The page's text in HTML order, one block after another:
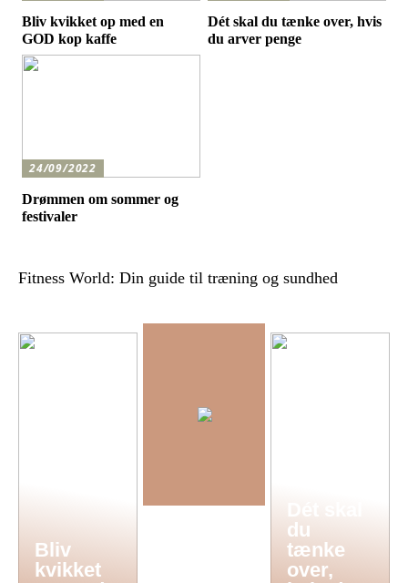
Bliv kvikket op med en
GOD kop kaffe
Dét skal du tænke over, hvis
du arver penge
24/09/2022
Drømmen om sommer og
festivaler
Fitness World: Din guide til træning og sundhed
Bliv
kvikket
du
tænke
over,